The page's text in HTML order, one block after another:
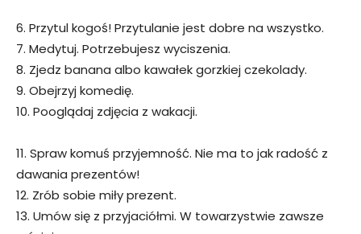
6. Przytul kogoś! Przytulanie jest dobre na wszystko.
7. Medytuj. Potrzebujesz wyciszenia.
8. Zjedz banana albo kawałek gorzkiej czekolady.
9. Obejrzyj komedię.
10. Pooglądaj zdjęcia z wakacji.
11. Spraw komuś przyjemność. Nie ma to jak radość z
dawania prezentów!
12. Zrób sobie miły prezent.
13. Umów się z przyjaciółmi. W towarzystwie zawsze